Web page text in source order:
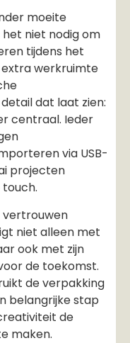
moeite
niet nodig om
tijdens het
werkruimte
dat laat zien:
centraal. Ieder
via USB-
projecten
vertrouwen
niet alleen met
ook met zijn
de toekomst.
de verpakking
belangrijke stap
de
maken.